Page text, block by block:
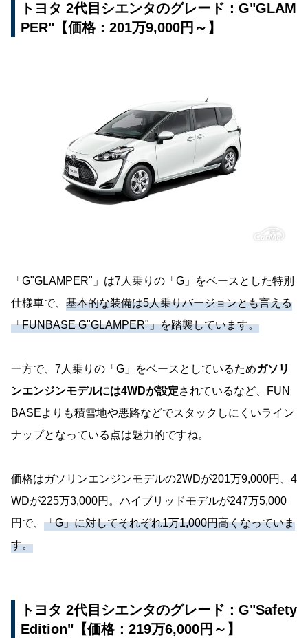
トヨタ 2代目シエンタのグレード：G"GLAM
PER"【価格：201万9,000円～】
「G"GLAMPER"」は7人乗りの「G」をベースとした特別
仕様車で、 基本的な装備は5人乗りバージョンとも言える
「FUNBASE G"GLAMPER"」を踏襲しています。
一方で、7人乗りの「G」をベースとしているためガソリ
ンエンジンモデルには4WDが設定されているなど、FUN
BASEよりも積雪地や悪路などでスタックしにくいライン
ナップとなっている点は魅力的ですね。
価格はガソリンエンジンモデルの2WDが201万9,000円、4
WDが225万3,000円。ハイブリッドモデルが247万5,000
円で、 「G」に対してそれぞれ1万1,000円高くなっていま
す。
トヨタ 2代目シエンタのグレード：G"Safety
Edition"【価格：219万6,000円～】